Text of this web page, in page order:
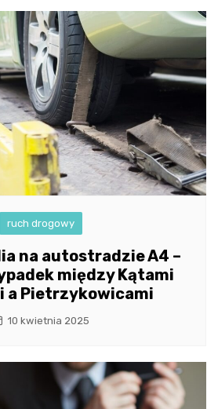
ruch drogowy
na autostradzie A4 –
między Kątami
a Pietrzykowicami
10 kwietnia 2025